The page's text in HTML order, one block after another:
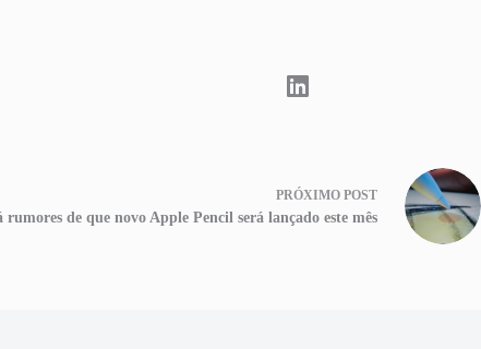
PRÓXIMO POST
rumores de que novo Apple Pencil será lançado este mês